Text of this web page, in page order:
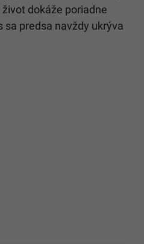
dokáže poriadne
sa predsa navždy ukrýva